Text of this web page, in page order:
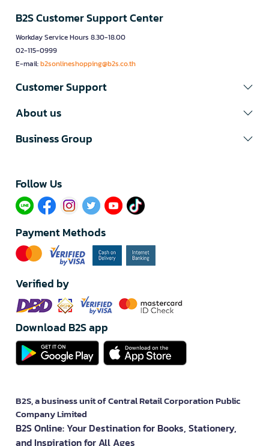
B2S Customer Support Center
Workday Service Hours 8.30-18.00
02-115-0999
E-mail:b2sonlineshopping@b2s.co.th
Customer Support
About us
Business Group
Follow Us​
Payment Methods
Verified by
Download B2S app
B2S, a business unit of Central Retail Corporation Public
Company Limited
B2S Online: Your Destination for Books, Stationery,
and Inspiration for All Ages